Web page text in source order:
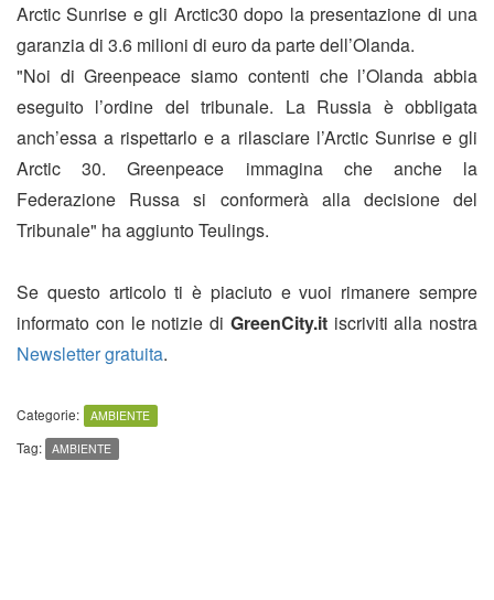
Arctic Sunrise e gli Arctic30 dopo la presentazione di una
garanzia di 3.6 milioni di euro da parte dell’Olanda.
"Noi di Greenpeace siamo contenti che l’Olanda abbia
eseguito l’ordine del tribunale. La Russia è obbligata
anch’essa a rispettarlo e a rilasciare l’Arctic Sunrise e gli
Arctic 30. Greenpeace immagina che anche la
Federazione Russa si conformerà alla decisione del
Tribunale" ha aggiunto Teulings.
Se questo articolo ti è piaciuto e vuoi rimanere sempre
informato con le notizie di GreenCity.itiscriviti alla nostra
Newsletter gratuita.
Categorie: AMBIENTE
Tag: AMBIENTE